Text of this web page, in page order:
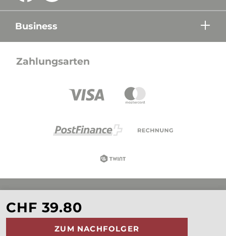
CHF 39.80
ZUM NACHFOLGER
Business
Zahlungsarten
Versandkosten wenn nicht anders beschrieben.